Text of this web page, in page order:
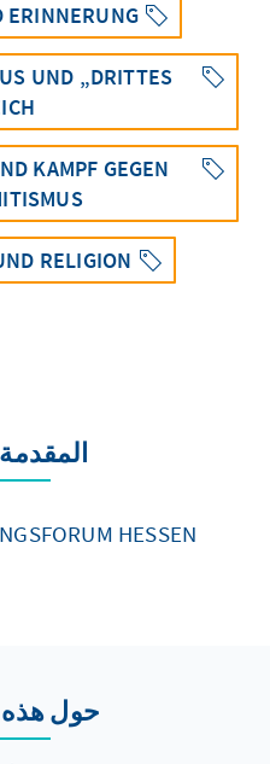
ERINNERUNG
UND „DRITTES
KAMPF GEGEN
RELIGION
HESSEN
حول